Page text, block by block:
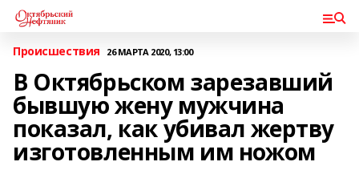
Происшествия 26 МАРТА 2020, 13:00
В Октябрьском зарезавший
бывшую жену мужчина
показал, как убивал жертву
изготовленным им ножом